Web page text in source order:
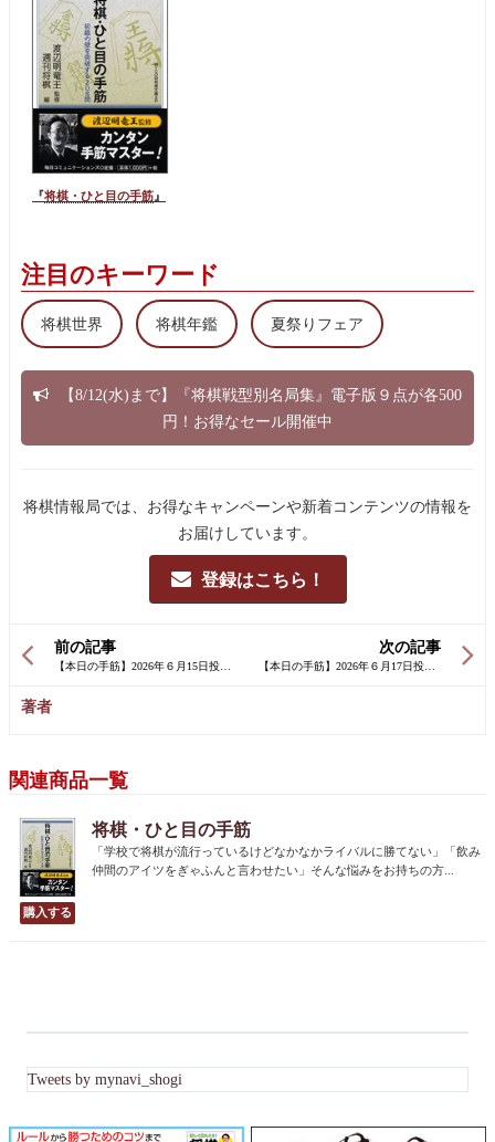
『将棋・ひと目の手筋 』
注目のキーワード
将棋世界 将棋年鑑 夏祭りフェア
【8/12(水)まで】『将棋戦型別名局集』電子版９点が各500
円！お得なセール開催中
将棋情報局では、お得なキャンペーンや新着コンテンツの情報を
お届けしています。
登録はこちら！
次の記事
前の記事
著者
関連商品一覧
将棋・ひと目の手筋
「学校で将棋が流行っているけどなかなかライバルに勝てない」「飲み
仲間のアイツをぎゃふんと言わせたい」そんな悩みをお持ちの方...
Tweets by mynavi_shogi